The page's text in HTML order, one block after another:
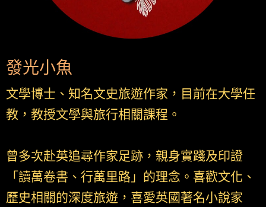
發光小魚
文學博士、知名文史旅遊作家，目前在大學任
教，教授文學與旅行相關課程。
曾多次赴英追尋作家足跡，親身實踐及印證
「讀萬卷書、行萬里路」的理念。喜歡文化、
歷史相關的深度旅遊，喜愛英國著名小說家